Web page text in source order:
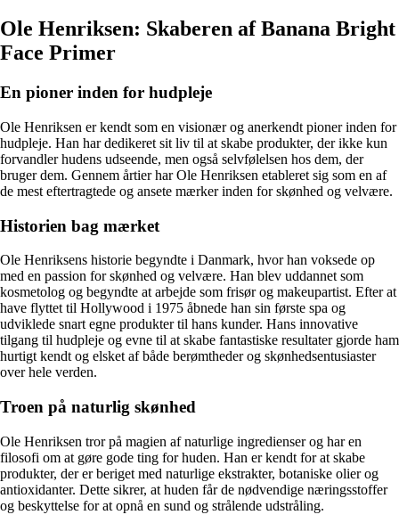
Ole Henriksen: Skaberen af Banana Bright
Face Primer
En pioner inden for hudpleje
Ole Henriksen er kendt som en visionær og anerkendt pioner inden for
hudpleje. Han har dedikeret sit liv til at skabe produkter, der ikke kun
forvandler hudens udseende, men også selvfølelsen hos dem, der
bruger dem. Gennem årtier har Ole Henriksen etableret sig som en af
de mest eftertragtede og ansete mærker inden for skønhed og velvære.
Historien bag mærket
Ole Henriksens historie begyndte i Danmark, hvor han voksede op
med en passion for skønhed og velvære. Han blev uddannet som
kosmetolog og begyndte at arbejde som frisør og makeupartist. Efter at
have flyttet til Hollywood i 1975 åbnede han sin første spa og
udviklede snart egne produkter til hans kunder. Hans innovative
tilgang til hudpleje og evne til at skabe fantastiske resultater gjorde ham
hurtigt kendt og elsket af både berømtheder og skønhedsentusiaster
over hele verden.
Troen på naturlig skønhed
Ole Henriksen tror på magien af naturlige ingredienser og har en
filosofi om at gøre gode ting for huden. Han er kendt for at skabe
produkter, der er beriget med naturlige ekstrakter, botaniske olier og
antioxidanter. Dette sikrer, at huden får de nødvendige næringsstoffer
og beskyttelse for at opnå en sund og strålende udstråling.